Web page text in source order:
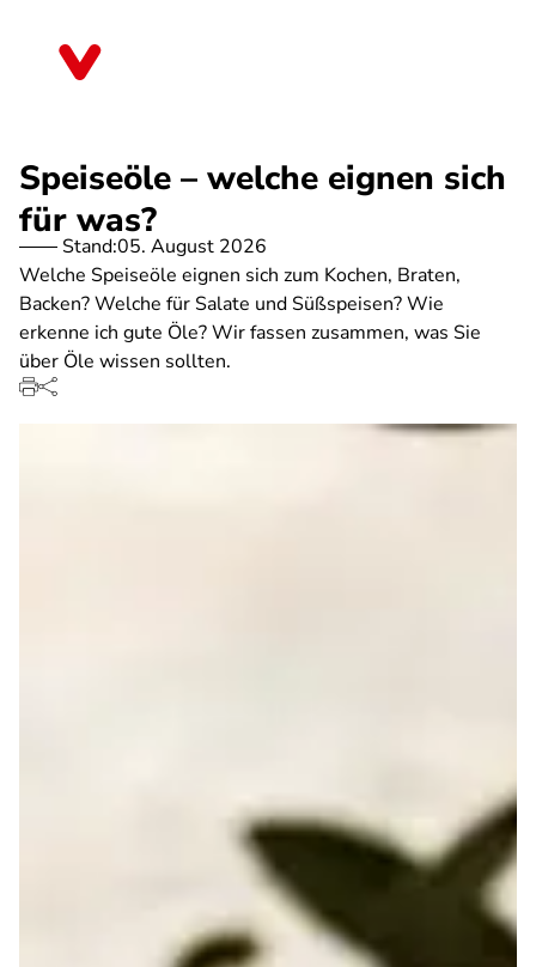
Speiseöle – welche eignen sich
für was?
Stand:05. August 2026
Welche Speiseöle eignen sich zum Kochen, Braten,
Backen? Welche für Salate und Süßspeisen? Wie
erkenne ich gute Öle? Wir fassen zusammen, was Sie
über Öle wissen sollten.